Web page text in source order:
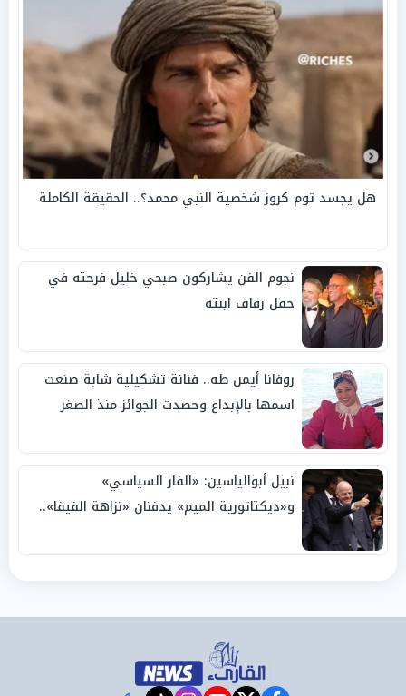
هل يجسد توم كروز شخصية النبي محمد؟.. الحقيقة الكاملة
نجوم الفن يشاركون صبحي خليل فرحته في
حفل زفاف ابنته
روفانا أيمن طه.. فنانة تشكيلية شابة صنعت
اسمها بالإبداع وحصدت الجوائز منذ الصغر
نبيل أبوالياسين: «الفار السياسي»
و«ديكتاتورية الميم» يدفنان «نزاهة الفيفا»..